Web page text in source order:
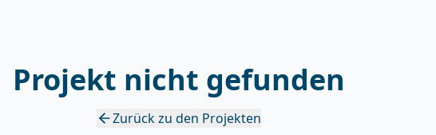
Projekt nicht gefunden
Zurück zu den Projekten